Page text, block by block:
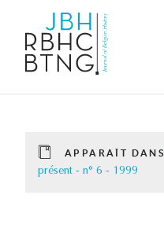
APPARAÎT DANS
présent - n° 6 - 1999